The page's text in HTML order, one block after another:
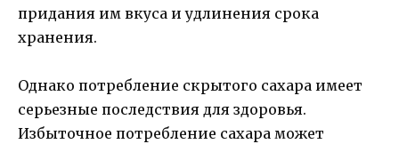
придания им вкуса и удлинения срока
хранения.
Однако потребление скрытого сахара имеет
серьезные последствия для здоровья.
Избыточное потребление сахара может